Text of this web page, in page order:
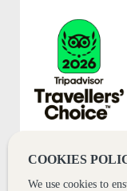
COOKIES
We use cookies to